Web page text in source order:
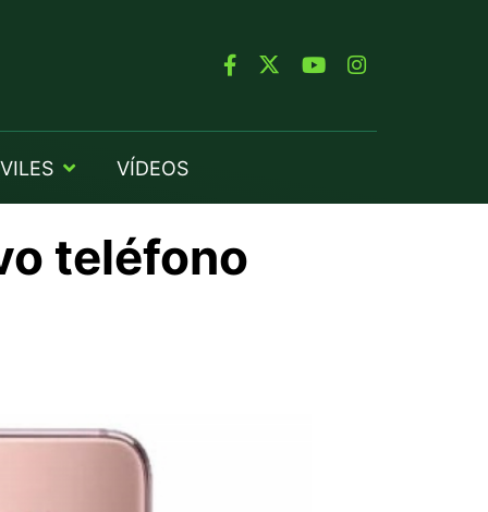
VÍDEOS
teléfono